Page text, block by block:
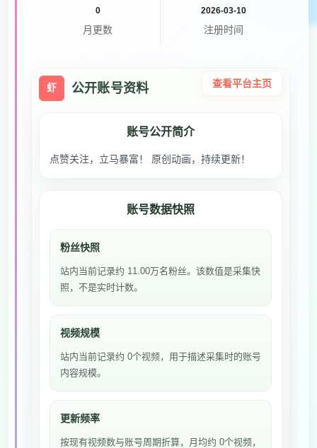
0
月更数
2026-03-10
注册时间
虾 公开账号资料 查看平台主页
账号公开简介
点赞关注，立马暴富！ 原创动画，持续更新！
账号数据快照
粉丝快照
站内当前记录约 11.00万名粉丝。该数值是采集快
照，不是实时计数。
视频规模
站内当前记录约 0个视频，用于描述采集时的账号
内容规模。
更新频率
按现有视频数与账号周期折算，月均约 0个视频，